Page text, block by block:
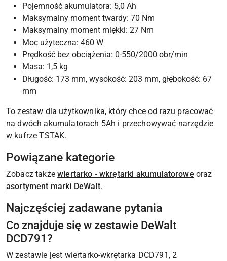
Pojemność akumulatora: 5,0 Ah
Maksymalny moment twardy: 70 Nm
Maksymalny moment miękki: 27 Nm
Moc użyteczna: 460 W
Prędkość bez obciążenia: 0-550/2000 obr/min
Masa: 1,5 kg
Długość: 173 mm, wysokość: 203 mm, głębokość: 67
mm
To zestaw dla użytkownika, który chce od razu pracować
na dwóch akumulatorach 5Ah i przechowywać narzędzie
w kufrze TSTAK.
Powiązane kategorie
Zobacz takżewiertarko - wkrętarki akumulatorowe oraz
asortyment marki DeWalt.
Najczęściej zadawane pytania
Co znajduje się w zestawie DeWalt
DCD791?
W zestawie jest wiertarko-wkrętarka DCD791, 2